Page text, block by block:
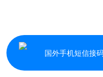
国外手机短信接